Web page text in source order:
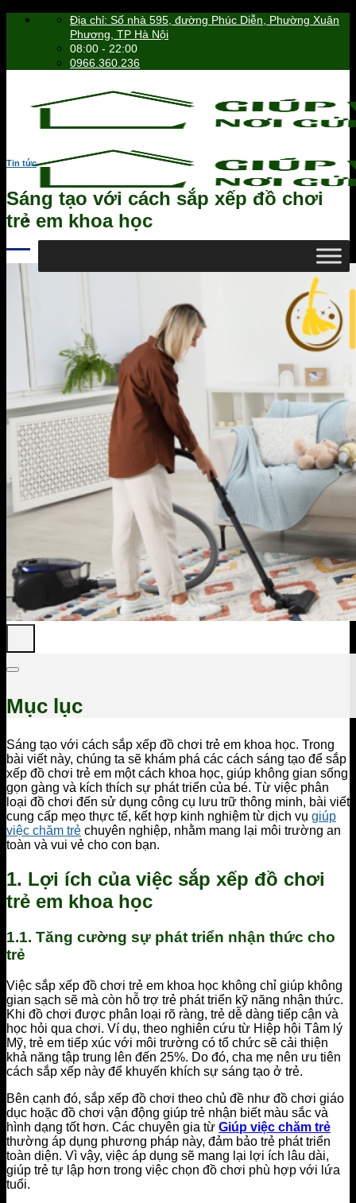
Skip
Địa chỉ: Số nhà 595, đường Phúc Diễn, Phường Xuân
Phương, TP Hà Nội
08:00 - 22:00
0966.360.236
Tin tức
Sáng tạo với cách sắp xếp đồ chơi
trẻ em khoa học
Mục lục
Sáng tạo với cách sắp xếp đồ chơi trẻ em khoa học. Trong
bài viết này, chúng ta sẽ khám phá các cách sáng tạo để sắp
xếp đồ chơi trẻ em một cách khoa học, giúp không gian sống
gọn gàng và kích thích sự phát triển của bé. Từ việc phân
loại đồ chơi đến sử dụng công cụ lưu trữ thông minh, bài viết
cung cấp mẹo thực tế, kết hợp kinh nghiệm từ dịch vụ giúp
việc chăm trẻ chuyên nghiệp, nhằm mang lại môi trường an
toàn và vui vẻ cho con bạn.
1. Lợi ích của việc sắp xếp đồ chơi
trẻ em khoa học
1.1. Tăng cường sự phát triển nhận thức cho
trẻ
Việc sắp xếp đồ chơi trẻ em khoa học không chỉ giúp không
gian sạch sẽ mà còn hỗ trợ trẻ phát triển kỹ năng nhận thức.
Khi đồ chơi được phân loại rõ ràng, trẻ dễ dàng tiếp cận và
học hỏi qua chơi. Ví dụ, theo nghiên cứu từ Hiệp hội Tâm lý
Mỹ, trẻ em tiếp xúc với môi trường có tổ chức sẽ cải thiện
khả năng tập trung lên đến 25%. Do đó, cha mẹ nên ưu tiên
cách sắp xếp này để khuyến khích sự sáng tạo ở trẻ.
Bên cạnh đó, sắp xếp đồ chơi theo chủ đề như đồ chơi giáo
dục hoặc đồ chơi vận động giúp trẻ nhận biết màu sắc và
hình dạng tốt hơn. Các chuyên gia từ Giúp việc chăm trẻ
thường áp dụng phương pháp này, đảm bảo trẻ phát triển
toàn diện. Vì vậy, việc áp dụng sẽ mang lại lợi ích lâu dài,
giúp trẻ tự lập hơn trong việc chọn đồ chơi phù hợp với lứa
tuổi.